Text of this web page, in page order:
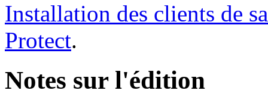
Installation des clients de
Protect.
Notes sur l'édition